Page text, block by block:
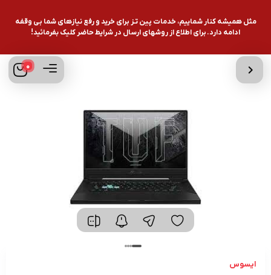
مثل همیشه کنار شماییم، خدمات پین تـز برای خرید و رفع نیازهای شما بی وقفه
ادامه دارد. برای اطلاع از روشهای ارسال در شرایط حاضر کلیک بفرمائید!
0
ایسوس